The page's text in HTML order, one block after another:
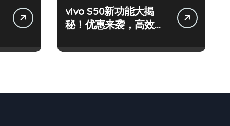
vivo S50新功能大揭
秘！优惠来袭，高效玩